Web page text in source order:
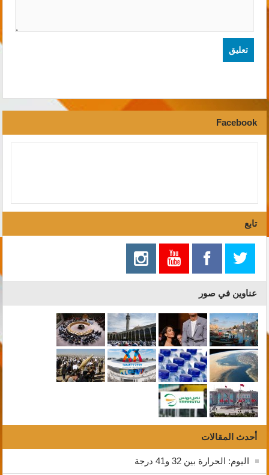
Facebook
تابع
عناوين في صور
أحدث المقالات
اليوم: الحرارة بين 32 و41 درجة